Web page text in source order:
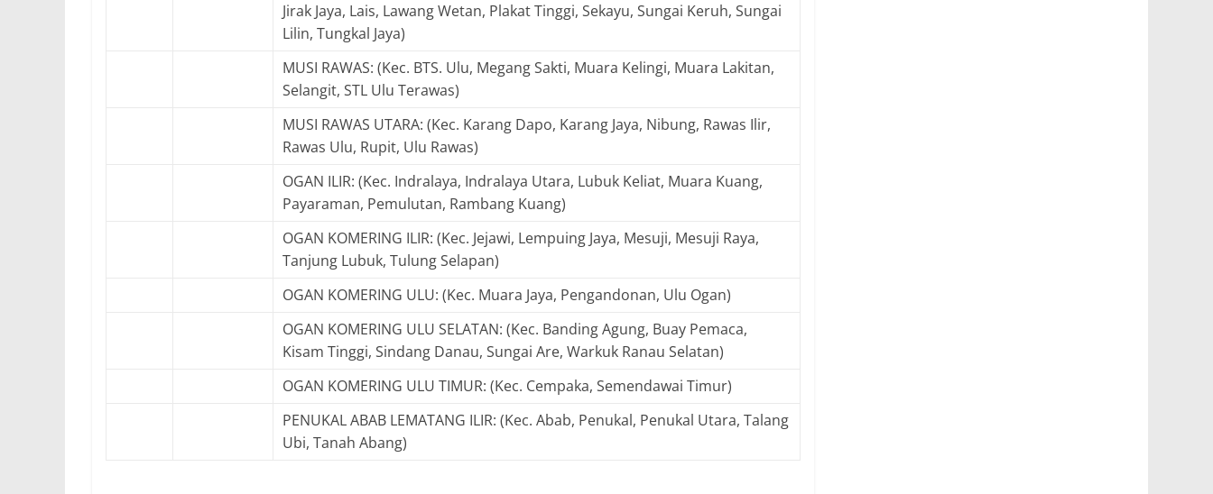
Jirak Jaya, Lais, Lawang Wetan, Plakat Tinggi, Sekayu, Sungai Keruh, Sungai
Lilin, Tungkal Jaya)
MUSI RAWAS: (Kec. BTS. Ulu, Megang Sakti, Muara Kelingi, Muara Lakitan,
Selangit, STL Ulu Terawas)
MUSI RAWAS UTARA: (Kec. Karang Dapo, Karang Jaya, Nibung, Rawas Ilir,
Rawas Ulu, Rupit, Ulu Rawas)
OGAN ILIR: (Kec. Indralaya, Indralaya Utara, Lubuk Keliat, Muara Kuang,
Payaraman, Pemulutan, Rambang Kuang)
OGAN KOMERING ILIR: (Kec. Jejawi, Lempuing Jaya, Mesuji, Mesuji Raya,
Tanjung Lubuk, Tulung Selapan)
OGAN KOMERING ULU: (Kec. Muara Jaya, Pengandonan, Ulu Ogan)
OGAN KOMERING ULU SELATAN: (Kec. Banding Agung, Buay Pemaca,
Kisam Tinggi, Sindang Danau, Sungai Are, Warkuk Ranau Selatan)
OGAN KOMERING ULU TIMUR: (Kec. Cempaka, Semendawai Timur)
PENUKAL ABAB LEMATANG ILIR: (Kec. Abab, Penukal, Penukal Utara, Talang
Ubi, Tanah Abang)